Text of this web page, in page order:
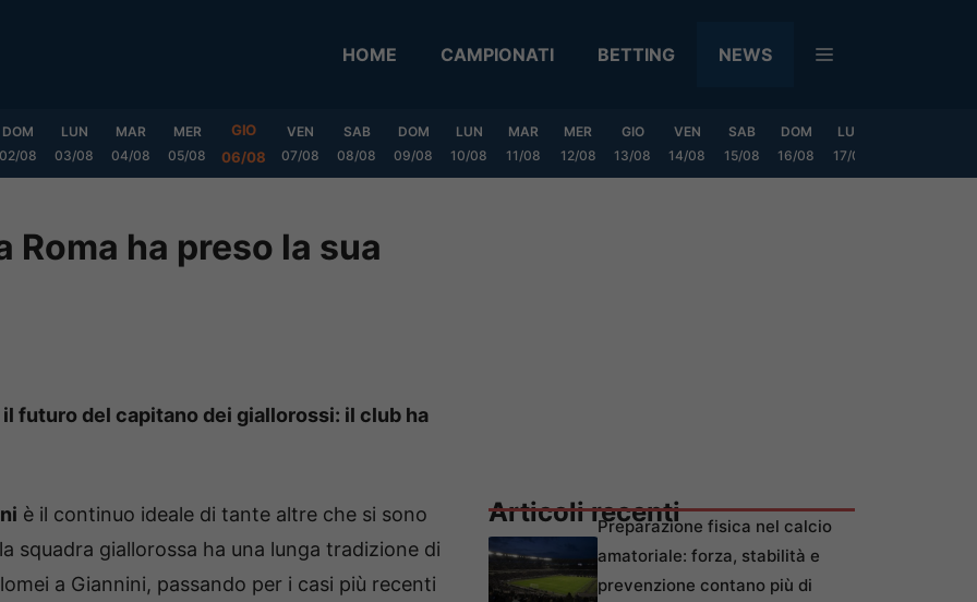
HOME CAMPIONATI BETTING NEWS
DOM
02/08
LUN
03/08
MAR
04/08
MER
05/08
GIO
06/08
VEN
07/08
SAB
08/08
DOM
09/08
LUN
10/08
MAR
11/08
MER
12/08
GIO
13/08
VEN
14/08
SAB
15/08
DOM
16/08
LUN
17/08
ha preso la sua
futuro del capitano dei giallorossi: il club ha
è il continuo ideale di tante altre che si sono
squadra giallorossa ha una lunga tradizione di
a Giannini, passando per i casi più recenti
Articoli recentiPreparazione fisica nel calcio
amatoriale: forza, stabilità e
prevenzione contano più di